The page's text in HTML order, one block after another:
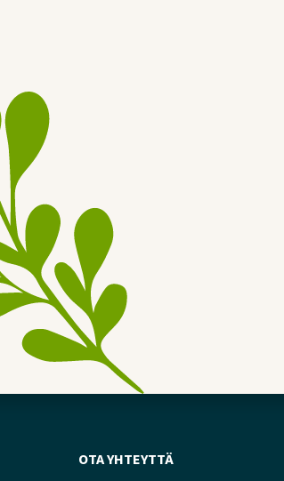
OTA YHTEYTTÄ